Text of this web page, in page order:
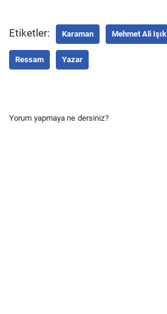
Etiketler: Karaman Mehmet Ali Işık
Ressam Yazar
Yorum yapmaya ne dersiniz?